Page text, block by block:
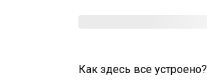
Как здесь все устроено?